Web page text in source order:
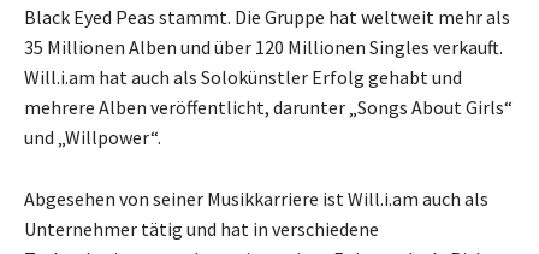
Black Eyed Peas stammt. Die Gruppe hat weltweit mehr als
35 Millionen Alben und über 120 Millionen Singles verkauft.
Will.i.am hat auch als Solokünstler Erfolg gehabt und
mehrere Alben veröffentlicht, darunter „Songs About Girls“
und „Willpower“.
Abgesehen von seiner Musikkarriere ist Will.i.am auch als
Unternehmer tätig und hat in verschiedene